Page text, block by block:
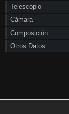
Telescopio
Cámara
Composición
Otros Datos